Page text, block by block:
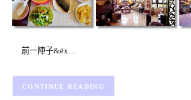
前一陣子&#x…
CONTINUE READING